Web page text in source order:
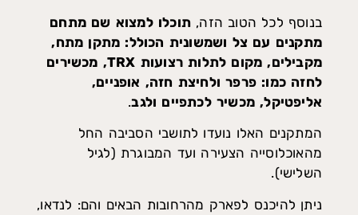
בנוסף לכל הטוב הזה, תוכלו למצוא שם מתחם
מתקנים עם צל ושמשונית הכולל: מתקן מתח,
מקבילים, מקום לתלות רצועות TRX, מכשירים
לחזה כמו: פרפר ולחיצת חזה, אופניים,
אליפטיקל, מכשיר לכתפיים ולגב.
המתקנים האלו נועדו לתושבי הסביבה החל
מהאוכלוסייה הצעירה ועד המבוגרת (לגיל
השלישי).
ניתן להיכנס לפארק מהרחובות הבאים והם: לנדאו,